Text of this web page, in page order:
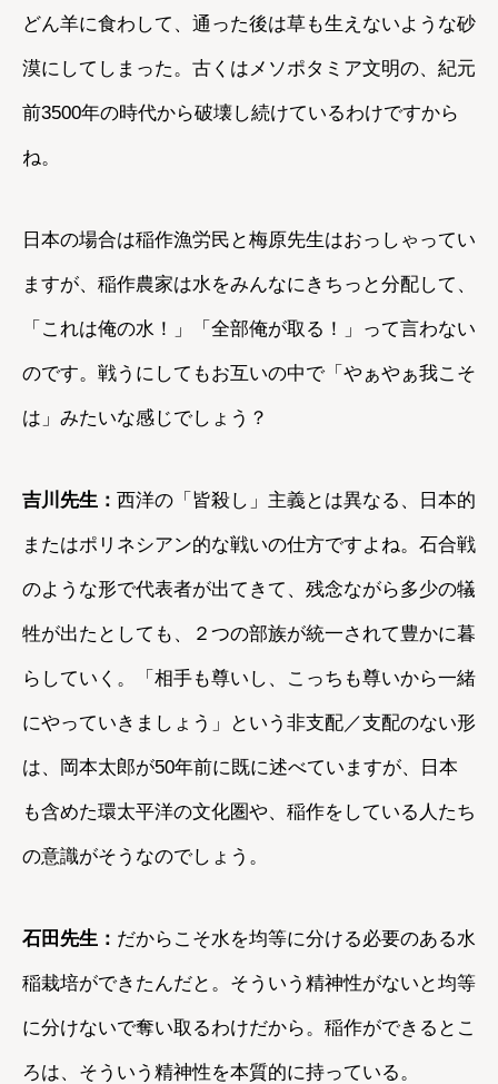
どん羊に食わして、通った後は草も生えないような砂
漠にしてしまった。古くはメソポタミア文明の、紀元
前3500年の時代から破壊し続けているわけですから
ね。
日本の場合は稲作漁労民と梅原先生はおっしゃってい
ますが、稲作農家は水をみんなにきちっと分配して、
「これは俺の水！」「全部俺が取る！」って言わない
のです。戦うにしてもお互いの中で「やぁやぁ我こそ
は」みたいな感じでしょう？
吉川先生： 西洋の「皆殺し」主義とは異なる、日本的
またはポリネシアン的な戦いの仕方ですよね。石合戦
のような形で代表者が出てきて、残念ながら多少の犠
牲が出たとしても、２つの部族が統一されて豊かに暮
らしていく。「相手も尊いし、こっちも尊いから一緒
にやっていきましょう」という非支配／支配のない形
は、岡本太郎が50年前に既に述べていますが、日本
も含めた環太平洋の文化圏や、稲作をしている人たち
の意識がそうなのでしょう。
石田先生： だからこそ水を均等に分ける必要のある水
稲栽培ができたんだと。そういう精神性がないと均等
に分けないで奪い取るわけだから。稲作ができるとこ
ろは、そういう精神性を本質的に持っている。